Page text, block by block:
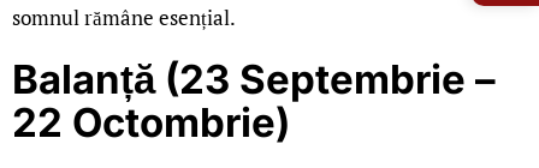
somnul rămâne esențial.
Balanță (23 Septembrie –
22 Octombrie)